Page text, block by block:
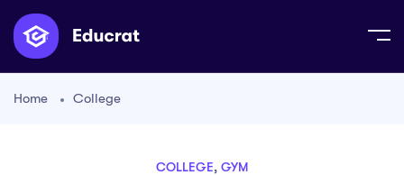
Home College
COLLEGE, GYM